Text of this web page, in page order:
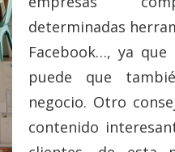
determinadas
Facebook…, ya
puede que
negocio. Otro
contenido